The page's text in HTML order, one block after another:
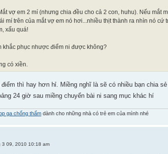
vợ em 2 mí (nhưng chia đều cho cả 2 con, huhu). Nếu mắt
mí trên của mắt vợ em nó hơi...nhiều thịt thành ra nhìn nó
xấu quá!
khắc phục nhược điểm ni được không?
có xiền.
thì hay hơn hỉ. Miềng nghĩ là sẽ có nhiều bạn chia
24 giờ sau miềng chuyển bài ni sang mục khác hí
ga chống thấm dành cho những nhà có trẻ em của mình nhé
3 09, 2010 10:18 am